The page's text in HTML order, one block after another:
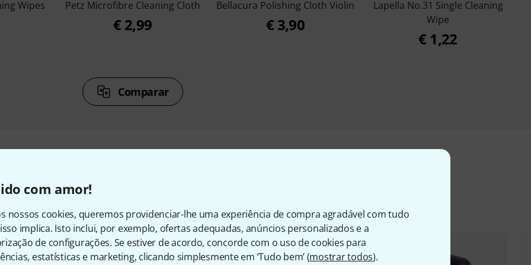
com amor!
nossos cookies, queremos providenciar-lhe uma experiência de compra agradável com tudo
implica. Isto inclui, por exemplo, ofertas adequadas, anúncios personalizados e a
de configurações. Se estiver de acordo, concorde com o uso de cookies para
estatísticas e marketing, clicando simplesmente em ‘Tudo bem’ (mostrar todos).
Wipes
Petz Microfibre Cleaning Cloth
€ 2,99
Bellacura Polishing Cloth Violin
€ 3,90
Lapella No.31 Single Cleaning
Wipe
€ 1,22
Comparar
e artigos correspondentes